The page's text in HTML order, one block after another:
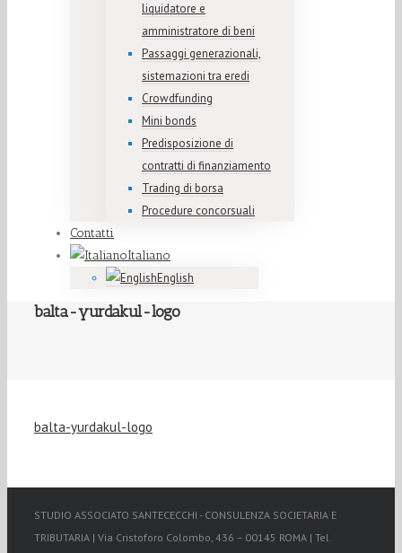
liquidatore e
amministratore di beni
Passaggi generazionali,
sistemazioni tra eredi
Crowdfunding
Mini bonds
Predisposizione di
contratti di finanziamento
Trading di borsa
Procedure concorsuali
Contatti
Italiano
English
balta-yurdakul-logo
balta-yurdakul-logo
STUDIO ASSOCIATO SANTECECCHI - CONSULENZA SOCIETARIA E
TRIBUTARIA | Via Cristoforo Colombo, 436 – 00145 ROMA | Tel.